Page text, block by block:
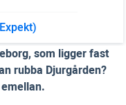
som ligger fast
rubba Djurgården?